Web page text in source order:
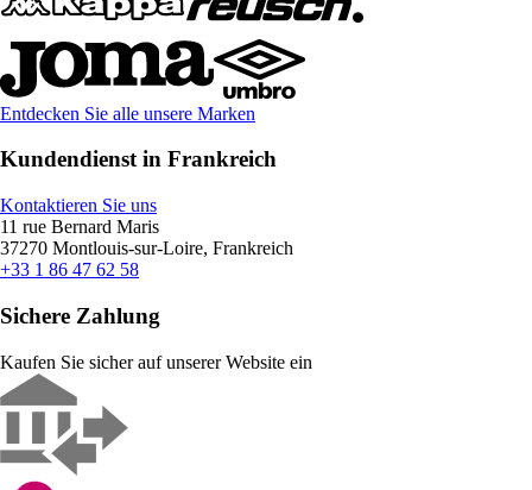
Entdecken Sie alle unsere Marken
Kundendienst in Frankreich
Kontaktieren Sie uns
11 rue Bernard Maris
37270 Montlouis-sur-Loire, Frankreich
+33 1 86 47 62 58
Sichere Zahlung
Kaufen Sie sicher auf unserer Website ein